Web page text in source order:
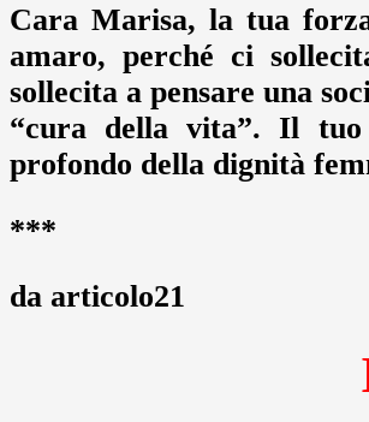
Cara Marisa, la tua
amaro, perché ci
sollecita a pensare una
“cura della vita”. Il tuo
profondo della dignità
***
da articolo21